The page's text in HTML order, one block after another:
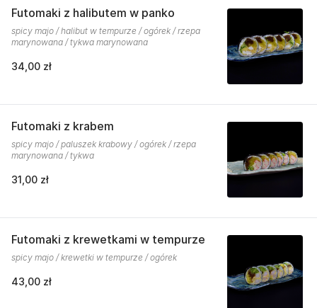
Futomaki z halibutem w panko
spicy majo / halibut w tempurze / ogórek / rzepa
marynowana / tykwa marynowana
34,00 zł
Futomaki z krabem
spicy majo / paluszek krabowy / ogórek / rzepa
marynowana / tykwa
31,00 zł
Futomaki z krewetkami w tempurze
spicy majo / krewetki w tempurze / ogórek
43,00 zł